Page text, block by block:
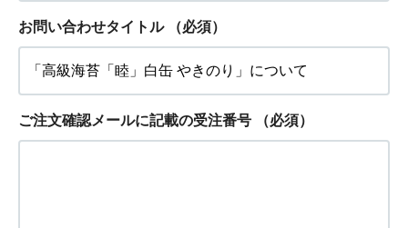
お問い合わせタイトル （必須）
ご注文確認メールに記載の受注番号 （必須）